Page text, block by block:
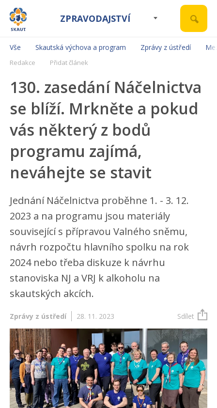
ZPRAVODAJSTVÍ
Vše Skautská výchova a program Zprávy z ústředí
Redakce Přidat článek
130. zasedání Náčelnictva
se blíží. Mrkněte a pokud
vás některý z bodů
programu zajímá,
neváhejte se stavit
Jednání Náčelnictva proběhne 1. - 3. 12.
2023 a na programu jsou materiály
související s přípravou Valného sněmu,
návrh rozpočtu hlavního spolku na rok
2024 nebo třeba diskuze k návrhu
stanoviska NJ a VRJ k alkoholu na
skautských akcích.
Zprávy z ústředí 28. 11. 2023 Sdílet